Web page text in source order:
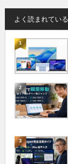
よく読まれてい
1
2
3